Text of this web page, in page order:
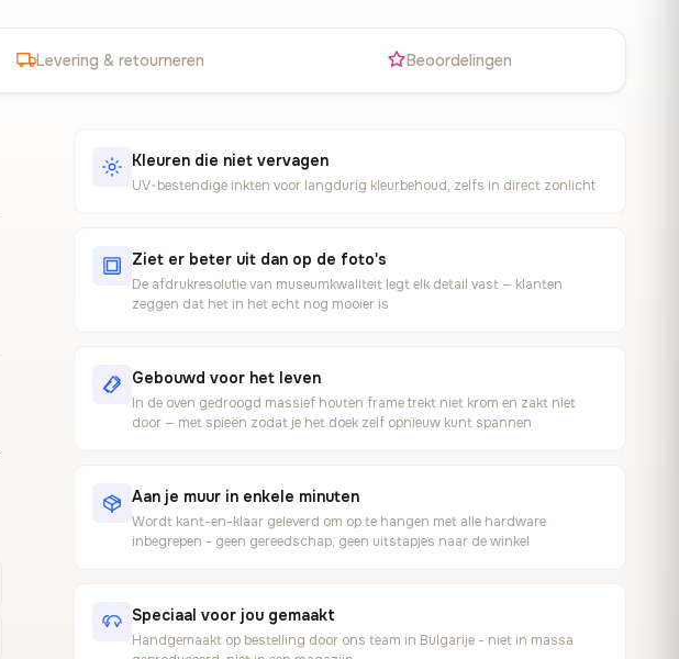
Levering & retourneren Beoordelingen
Kleuren die niet vervagen
UV-bestendige inkten voor langdurig kleurbehoud, zelfs in direct zonlicht
Ziet er beter uit dan op de foto's
De afdrukresolutie van museumkwaliteit legt elk detail vast — klanten
zeggen dat het in het echt nog mooier is
Gebouwd voor het leven
In de oven gedroogd massief houten frame trekt niet krom en zakt niet
door — met spieën zodat je het doek zelf opnieuw kunt spannen
Aan je muur in enkele minuten
Wordt kant-en-klaar geleverd om op te hangen met alle hardware
inbegrepen - geen gereedschap, geen uitstapjes naar de winkel
Speciaal voor jou gemaakt
Handgemaakt op bestelling door ons team in Bulgarije - niet in massa